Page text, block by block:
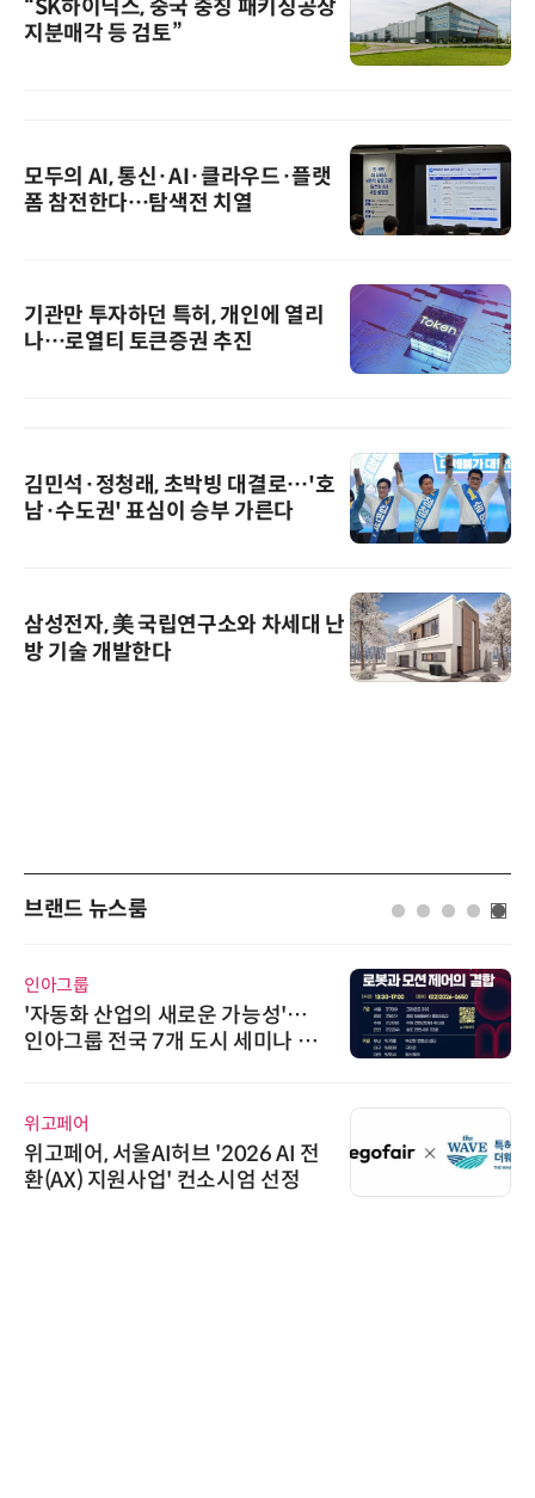
“SK하이닉스, 중국 충칭 패키징공장
지분매각 등 검토”
모두의 AI, 통신·AI·클라우드·플랫
폼 참전한다…탐색전 치열
기관만 투자하던 특허, 개인에 열리
나…로열티 토큰증권 추진
김민석·정청래, 초박빙 대결로…'호
남·수도권' 표심이 승부 가른다
삼성전자, 美 국립연구소와 차세대 난
방 기술 개발한다
브랜드 뉴스룸
인아그룹
'자동화 산업의 새로운 가능성'…
인아그룹 전국 7개 도시 세미나 페
위고페어
위고페어, 서울AI허브 '2026 AI 전
환(AX) 지원사업' 컨소시엄 선정